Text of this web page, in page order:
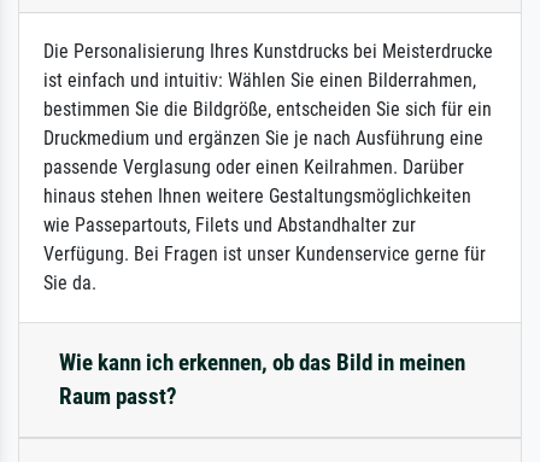
Die Personalisierung Ihres Kunstdrucks bei Meisterdrucke
ist einfach und intuitiv: Wählen Sie einen Bilderrahmen,
bestimmen Sie die Bildgröße, entscheiden Sie sich für ein
Druckmedium und ergänzen Sie je nach Ausführung eine
passende Verglasung oder einen Keilrahmen. Darüber
hinaus stehen Ihnen weitere Gestaltungsmöglichkeiten
wie Passepartouts, Filets und Abstandhalter zur
Verfügung. Bei Fragen ist unser Kundenservice gerne für
Sie da.
Wie kann ich erkennen, ob das Bild in meinen
Raum passt?